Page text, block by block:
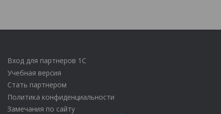
Вход для партнеров 1С
Учебная версия
Стать партнером
Политика конфиденциальности
Замечания по сайту